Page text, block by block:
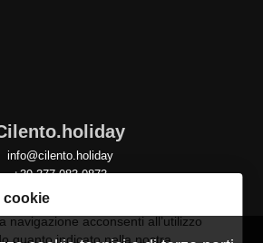
info@cilento.holiday
+39 377 083 0873
cookie
navigazione acconsenti all’utilizzo
quanto indicato nella nostra